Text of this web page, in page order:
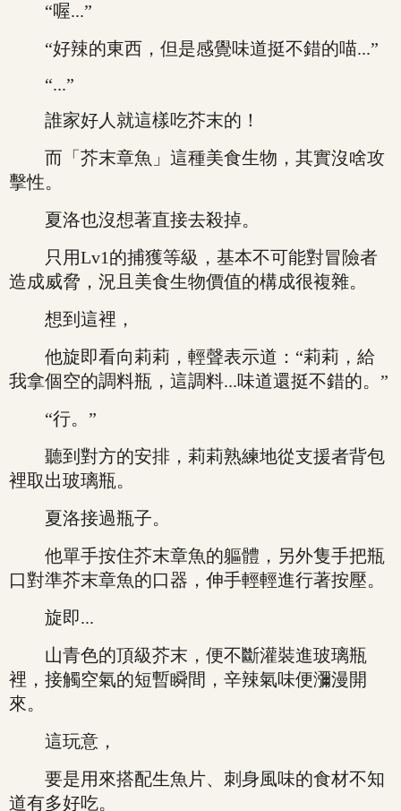
“喔...”
“好辣的東西，但是感覺味道挺不錯的喵...”
“...”
誰家好人就這樣吃芥末的！
而「芥末章魚」這種美食生物，其實沒啥攻
擊性。
夏洛也沒想著直接去殺掉。
只用Lv1的捕獲等級，基本不可能對冒險者
造成威脅，況且美食生物價值的構成很複雜。
想到這裡，
他旋即看向莉莉，輕聲表示道：“莉莉，給
我拿個空的調料瓶，這調料...味道還挺不錯的。”
“行。”
聽到對方的安排，莉莉熟練地從支援者背包
裡取出玻璃瓶。
夏洛接過瓶子。
他單手按住芥末章魚的軀體，另外隻手把瓶
口對準芥末章魚的口器，伸手輕輕進行著按壓。
旋即...
山青色的頂級芥末，便不斷灌裝進玻璃瓶
裡，接觸空氣的短暫瞬間，辛辣氣味便瀰漫開
來。
這玩意，
要是用來搭配生魚片、刺身風味的食材不知
道有多好吃。